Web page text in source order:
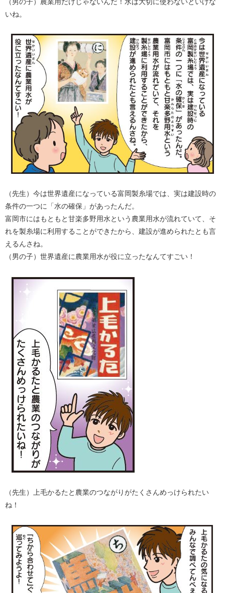
いね。​
（先生）今は世界遺産になっている富岡製糸場では、実は建設時の
条件の一つに「水の確保」があったんだ。
富岡市にはもともと甘楽多野用水という農業用水が流れていて、そ
れを製糸場に利用することができたから、建設が進められたとも言
えるんさね。
（男の子）世界遺産に農業用水が役に立ったなんてすごい！​
（先生）上毛かるたと農業のつながりがたくさんめっけられたい
ね！